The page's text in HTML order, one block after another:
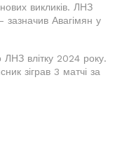
викликів. ЛНЗ
зазначив Авагімян у
влітку 2024 року.
зіграв 3 матчі за